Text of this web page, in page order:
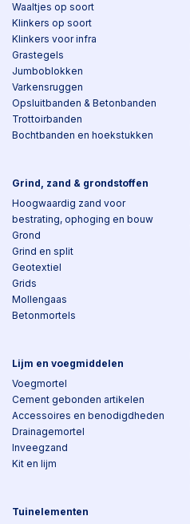
Waaltjes op soort
Klinkers op soort
Klinkers voor infra
Grastegels
Jumboblokken
Varkensruggen
Opsluitbanden & Betonbanden
Trottoirbanden
Bochtbanden en hoekstukken
Grind, zand & grondstoffen
Hoogwaardig zand voor
bestrating, ophoging en bouw
Grond
Grind en split
Geotextiel
Grids
Mollengaas
Betonmortels
Lijm en voegmiddelen
Voegmortel
Cement gebonden artikelen
Accessoires en benodigdheden
Drainagemortel
Inveegzand
Kit en lijm
Tuinelementen